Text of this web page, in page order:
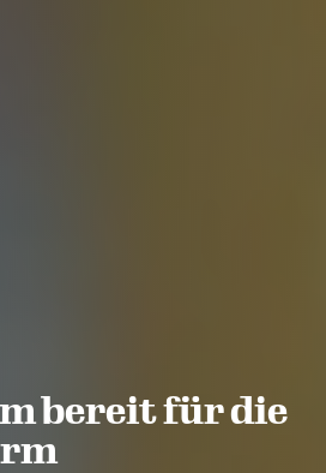
bereit für die